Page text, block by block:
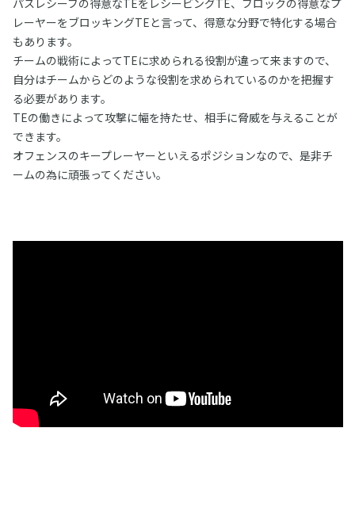
パスレシーブの得意なTEをレシービングTE、ブロックの得意なプ
レーヤーをブロッキングTEと言って、得意な分野で特化する場合
もあります。
チームの戦術によってTEに求められる役割が違って来ますので、
自分はチームからどのような役割を求められているのかを把握す
る必要があります。
TEの働きによって攻撃に幅を持たせ、相手に脅威を与えることが
できます。
オフェンスのキープレーヤーといえるポジションなので、是非チ
ームの為に頑張ってください。